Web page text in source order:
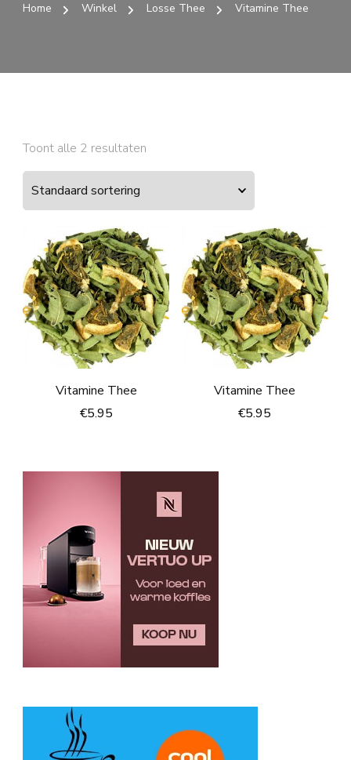
Home Winkel Losse Thee Vitamine Thee
Toont alle 2 resultaten
Vitamine Thee
€5.95
Vitamine Thee
€5.95